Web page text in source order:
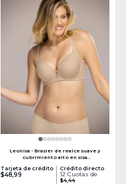
Leonisa - Brasier de realce suave y
cubrimiento alto en sisa
Tarjeta de crédito
$48,99
Crédito directo
12 Cuotas de
$4,44